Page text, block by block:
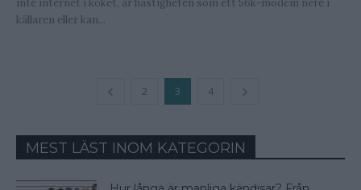
inte internet i köket, är hastigheten som ett 56k-modem nere i
källaren eller kan...
2 3 4
MEST LÄST INOM KATEGORIN